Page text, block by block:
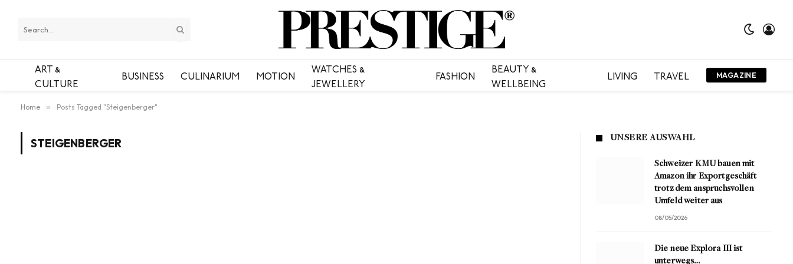
ART &
CULTURE
BUSINESS CULINARIUM MOTION
WATCHES &
JEWELLERY
FASHION
BEAUTY &
WELLBEING
LIVING TRAVEL MAGAZINE
Home » Posts Tagged "Steigenberger"
STEIGENBERGER UNSERE AUSWAHL
Schweizer KMU bauen mit
Amazon ihr Exportgeschäft
trotz dem anspruchsvollen
Umfeld weiter aus
08/05/2026
Die neue Explora III ist
unterwegs…